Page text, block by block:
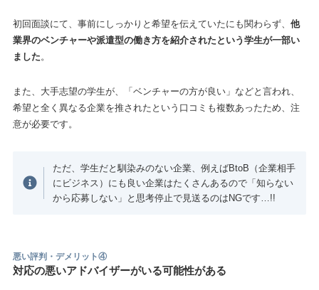
初回面談にて、事前にしっかりと希望を伝えていたにも関わらず、 他
業界のベンチャーや派遣型の働き方を紹介されたという学生が一部い
ました 。
また、大手志望の学生が、「ベンチャーの方が良い」などと言われ、
希望と全く異なる企業を推されたという口コミも複数あったため、注
意が必要です。
ただ、学生だと馴染みのない企業、例えばBtoB（企業相手
にビジネス）にも良い企業はたくさんあるので「知らない
から応募しない」と思考停止で見送るのはNGです…!!
悪い評判・デメリット④
対応の悪いアドバイザーがいる可能性がある